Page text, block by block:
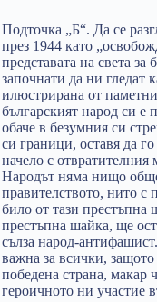
Подточка „Б“. Да се
през 1944 като
представата на света
започнати да ни гледат
илюстрирана от
българският народ си е
обаче в безумния си
си граници, оставя да
начело с
Народът няма нищо
правителството, нито с
било от тази престъпна
престъпна шайка, ще
сълза народ-
важна за всички,
победена страна, макар
героичното ни участие